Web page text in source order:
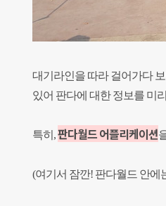
대기라인을 따라 걸어가다
있어 판다에 대한 정보를 미
특히,판다월드 어플리케이션
(여기서 잠깐! 판다월드 안에